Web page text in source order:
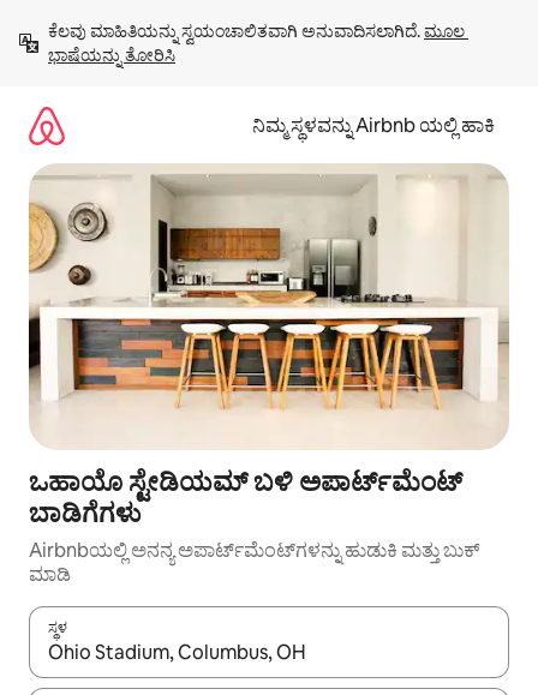
ಹೋಗಿ
ಕೆಲವು ಮಾಹಿತಿಯನ್ನು ಸ್ವಯಂಚಾಲಿತವಾಗಿ ಅನುವಾದಿಸಲಾಗಿದೆ. ಮೂಲ
ಭಾಷೆಯನ್ನು ತೋರಿಸಿ
ನಿಮ್ಮ ಸ್ಥಳವನ್ನು Airbnb ಯಲ್ಲಿ ಹಾಕಿ
ಒಹಾಯೊ ಸ್ಟೇಡಿಯಮ್ ಬಳಿ ಅಪಾರ್ಟ್‌ಮೆಂಟ್
ಬಾಡಿಗೆಗಳು
Airbnbಯಲ್ಲಿ ಅನನ್ಯ ಅಪಾರ್ಟ್‌ಮೆಂಟ್‌ಗಳನ್ನು ಹುಡುಕಿ ಮತ್ತು ಬುಕ್
ಮಾಡಿ
ಸ್ಥಳ
ಫಲಿತಾಂಶಗಳು ಲಭ್ಯವಿರುವಾಗ, ಅಪ್ ಮತ್ತು ಡೌನ್ ಬಾಣದ ಕೀಲಿಗಳೊಂದಿಗೆ